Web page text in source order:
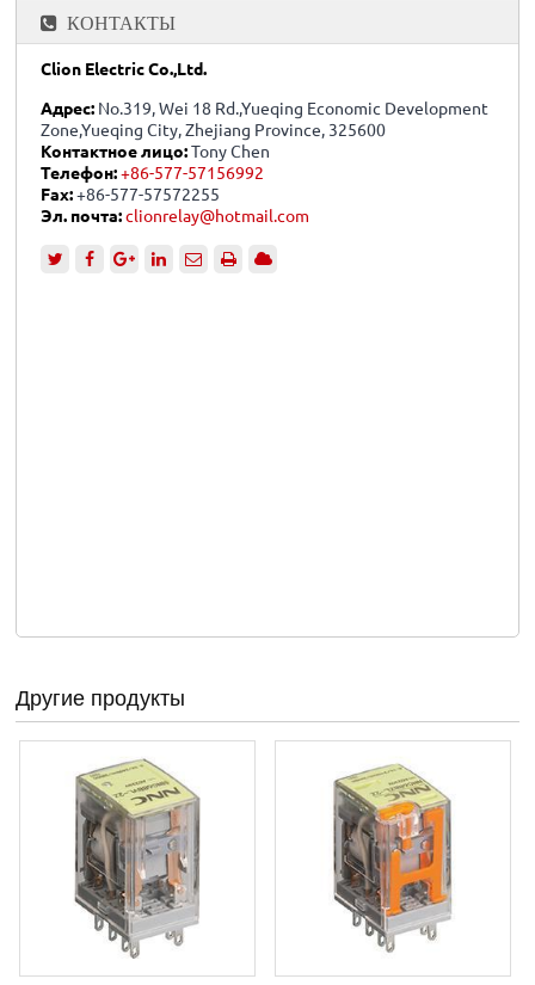
КОНТАКТЫ
Clion Electric Co.,Ltd.
Адрес: No.319, Wei 18 Rd.,Yueqing Economic Development
Zone,Yueqing City, Zhejiang Province, 325600
Контактное лицо:Tony Chen
Телефон: +86-577-57156992
Fax:+86-577-57572255
Эл. почта: clionrelay@hotmail.com
Другие продукты